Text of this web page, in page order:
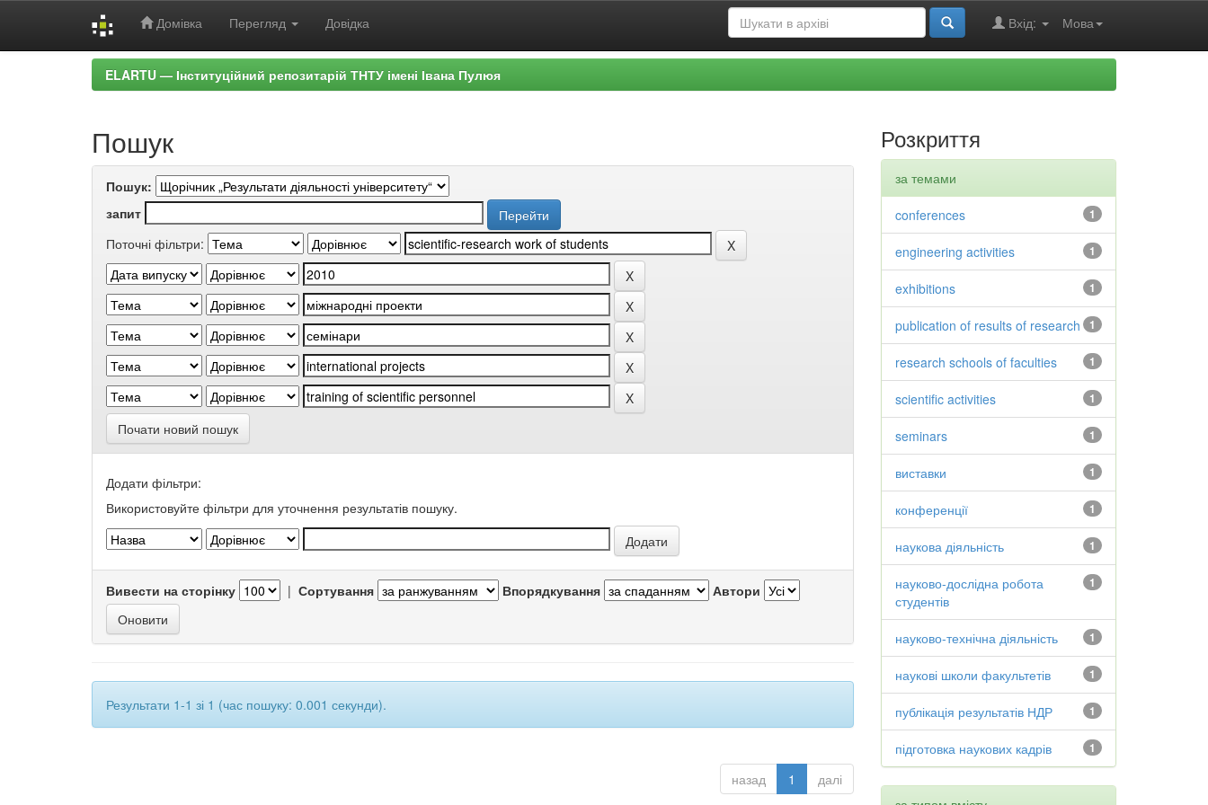
Домівка Перегляд Довідка Мова
Вхід:
ELARTU — Інституційний репозитарій ТНТУ імені Івана Пулюя
Пошук
Пошук:
запит
Поточні фільтри:
Почати новий пошук
Додати фільтри:
Використовуйте фільтри для уточнення результатів пошуку.
Вивести на сторінку | Сортування Впорядкування Автори
Результати 1-1 зі 1 (час пошуку: 0.001 секунди).
назад 1 далі
Розкриття
за темами
1
conferences
1
engineering activities
1
exhibitions
1
publication of results of research
1
research schools of faculties
1
scientific activities
1
seminars
1
виставки
1
конференції
1
наукова діяльність
1
науково-дослідна робота
студентів
1
науково-технічна діяльність
1
наукові школи факультетів
1
публікація результатів НДР
1
підготовка наукових кадрів